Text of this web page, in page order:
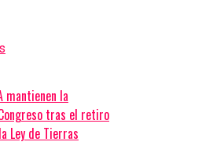
mantienen la
tras el retiro
Ley de Tierras